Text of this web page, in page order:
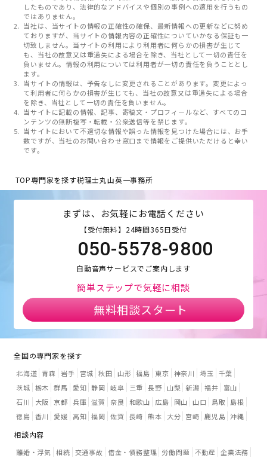
したものであり、法律的なアドバイスや個別の事例への適用を行うもの
ではありません。
当社は、当サイトの情報の正確性の確保、最新情報への更新などに努め
ておりますが、当サイトの情報内容の正確性についていかなる保証も一
切致しません。当サイトの利用により利用者に何らかの損害が生じて
も、当社の故意又は重過失による場合を除き、当社として一切の責任を
負いません。情報の利用については利用者が一切の責任を負うこととし
ます。
当サイトの情報は、予告なしに変更されることがあります。変更によっ
て利用者に何らかの損害が生じても、当社の故意又は重過失による場合
を除き、当社として一切の責任を負いません。
当サイトに記載の情報、記事、寄稿文・プロフィールなど、すべてのコ
ンテンツの無断複写・転載・公衆送信等を禁じます。
当サイトにおいて不適切な情報や誤った情報を見つけた場合には、お手
数ですが、当社のお問い合わせ窓口まで情報をご提供いただけると幸い
です。
TOP専門家を探す税理士丸山英一事務所
まずは、お気軽にお電話ください
【受付無料】24時間365日受付
050-5578-9800
自動音声サービスでご案内します
簡単ステップで気軽に相談
無料相談スタート
全国の専門家を探す
北海道 青森 岩手 宮城 秋田 山形 福島 東京 神奈川 埼玉
千葉
茨城 栃木 群馬 愛知 静岡 岐阜 三重 長野 山梨 新潟 福井
富山
石川
大阪 京都 兵庫 滋賀 奈良 和歌山 広島 岡山 山口 鳥取
島根
徳島 香川 愛媛 高知 福岡 佐賀 長崎 熊本 大分 宮崎 鹿児島 沖縄
相談内容
離婚・浮気 相続 交通事故 借金・債務整理 労働問題 不動産 企業法務